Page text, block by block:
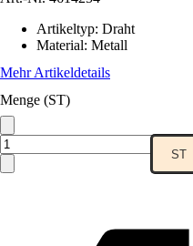
Artikeltyp: Draht
Material: Metall
Mehr Artikeldetails
Menge (ST)
ST